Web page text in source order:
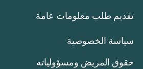
تقديم طلب معلومات عامة
سياسة الخصوصية
حقوق المريض ومسؤولياته